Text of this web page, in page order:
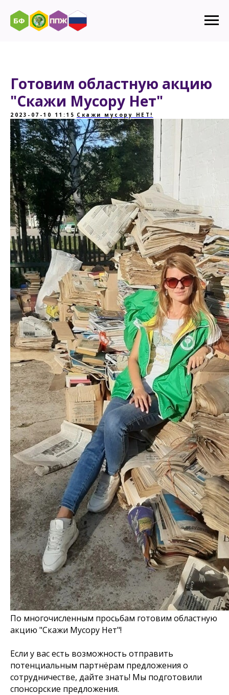
Готовим областную акцию
"Скажи Мусору Нет"
2023-07-10 11:15 Скажи мусору НЕТ!
По многочисленным просьбам готовим областную
акцию "Скажи Мусору Нет"!
Если у вас есть возможность отправить
потенциальным партнёрам предложения о
сотрудничестве, дайте знать! Мы подготовили
спонсорские предложения.